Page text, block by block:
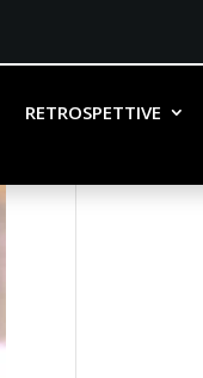
RETROSPETTIVE